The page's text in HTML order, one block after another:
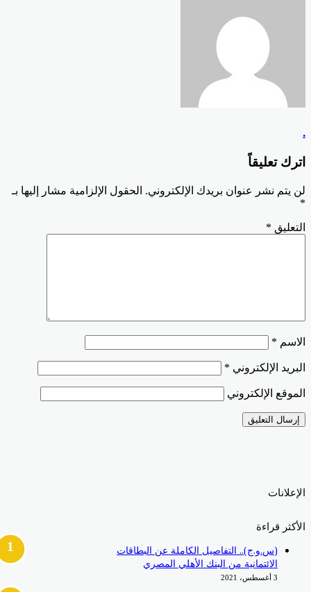
اترك تعليقاً
لن يتم نشر عنوان بريدك الإلكتروني. الحقول الإلزامية مشار إليها بـ
التعليق*
الاسم*
البريد الإلكتروني *
الموقع الإلكتروني
الإعلانات
الأكثر قراءة
(س.و.ج).. التفاصيل الكاملة عن البطاقات
الائتمانية من البنك الأهلي المصري